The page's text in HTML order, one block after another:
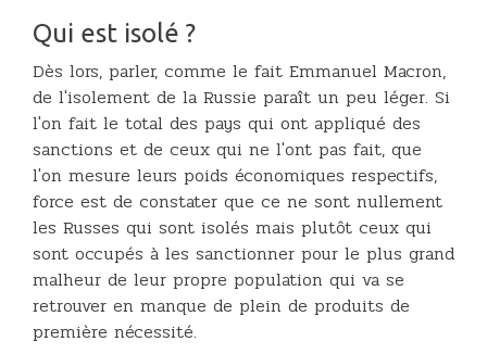
Qui est isolé ?
Dès lors, parler, comme le fait Emmanuel Macron,
de l'isolement de la Russie paraît un peu léger. Si
l'on fait le total des pays qui ont appliqué des
sanctions et de ceux qui ne l'ont pas fait, que
l'on mesure leurs poids économiques respectifs,
force est de constater que ce ne sont nullement
les Russes qui sont isolés mais plutôt ceux qui
sont occupés à les sanctionner pour le plus grand
malheur de leur propre population qui va se
retrouver en manque de plein de produits de
première nécessité.